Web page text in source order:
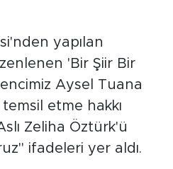
yapılan
'Bir Şiir Bir
Aysel Tuana
etme hakkı
Zeliha Öztürk'ü
ifadeleri yer aldı.